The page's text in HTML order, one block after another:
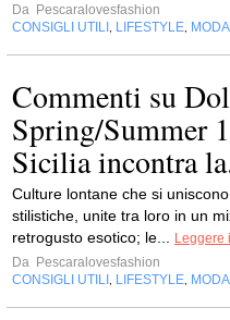
Da Pescaralovesfashion
CONSIGLI UTILI LIFESTYLE
Commenti su
Spring/Summer
Sicilia incontra
Culture lontane che si
stilistiche, unite tra loro in un
retrogusto esotico; le...
Leggere
Da Pescaralovesfashion
CONSIGLI UTILI LIFESTYLE